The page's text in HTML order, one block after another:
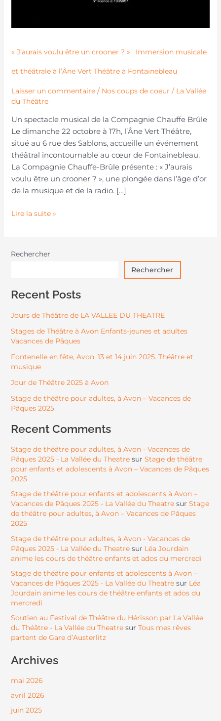
« J’aurais voulu être un crooner ? » : Immersion musicale
et théâtrale à l’Âne Vert Théâtre à Fontainebleau
Laisser un commentaire / Nos coups de coeur / La Vallée
du Théâtre
Un spectacle musical de la Compagnie Chauffe Brûle
Le dimanche 22 octobre à 17h, l’Âne Vert Théâtre,
situé au 6 rue des Sablons, accueille un événement
théâtral incontournable au cœur de Fontainebleau.
La Compagnie Chauffe-Brûle présente : « J’aurais
voulu être un crooner ? », une plongée dans l’âge d’or
de la musique et de la radio. […]
Lire la suite »
Rechercher
Rechercher
Recent Posts
Jours de Théâtre de LA VALLEE DU THEATRE
Stages de Théâtre à Avon Enfants-jeunes et adultes
Vacances de Pâques
Fontenelle en fête, Avon, 13 et 14 juin 2025. Théâtre et
musique
Jour de Théâtre 2025 à Avon
Stage de théâtre pour adultes, à Avon – Vacances de
Pâques 2025
Recent Comments
Stage de théâtre pour adultes, à Avon - Vacances de
Pâques 2025 - La Vallée du Theatresur Stage de théâtre
pour enfants et adolescents à Avon – Vacances de Pâques
2025
Stage de théâtre pour enfants et adolescents à Avon –
Vacances de Pâques 2025 - La Vallée du Theatresur Stage
de théâtre pour adultes, à Avon – Vacances de Pâques
2025
Stage de théâtre pour adultes, à Avon - Vacances de
Pâques 2025 - La Vallée du Theatresur Léa Jourdain
anime les cours de théâtre enfants et ados du mercredi
Stage de théâtre pour enfants et adolescents à Avon –
Vacances de Pâques 2025 - La Vallée du Theatresur Léa
Jourdain anime les cours de théâtre enfants et ados du
mercredi
Soutien au Festival de Théâtre du Hérisson par La Vallée
du Théâtre - La Vallée du Theatresur Tous mes rêves
partent de Gare d’Austerlitz
Archives
mai 2026
avril 2026
juin 2025